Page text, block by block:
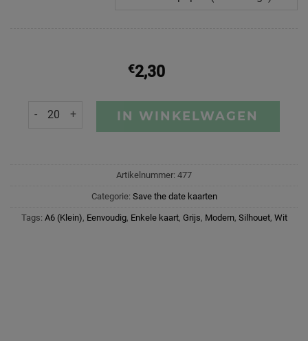
€2,30
IN WINKELWAGEN
Artikelnummer: 477
Categorie: Save the date kaarten
Tags: A6 (Klein), Eenvoudig, Enkele kaart, Grijs, Modern, Silhouet, Wit